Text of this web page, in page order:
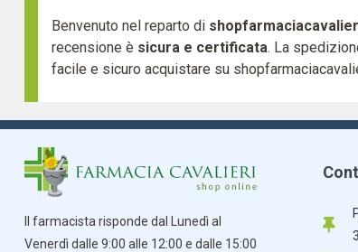
Benvenuto nel reparto di
recensione è sicura e certificata. La
facile e sicuro acquistare su
Il farmacista risponde dal Lunedì al
Venerdì dalle 9:00 alle 12:00 e dalle 15:00